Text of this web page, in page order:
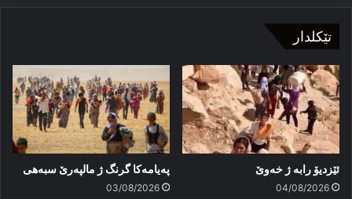
تێکلدار
ئێزدیۆ رابە ژ خەوێ
04/08/2026
پەیامەكا گرنگ ژ مالپەرێ سبەهی
03/08/2026